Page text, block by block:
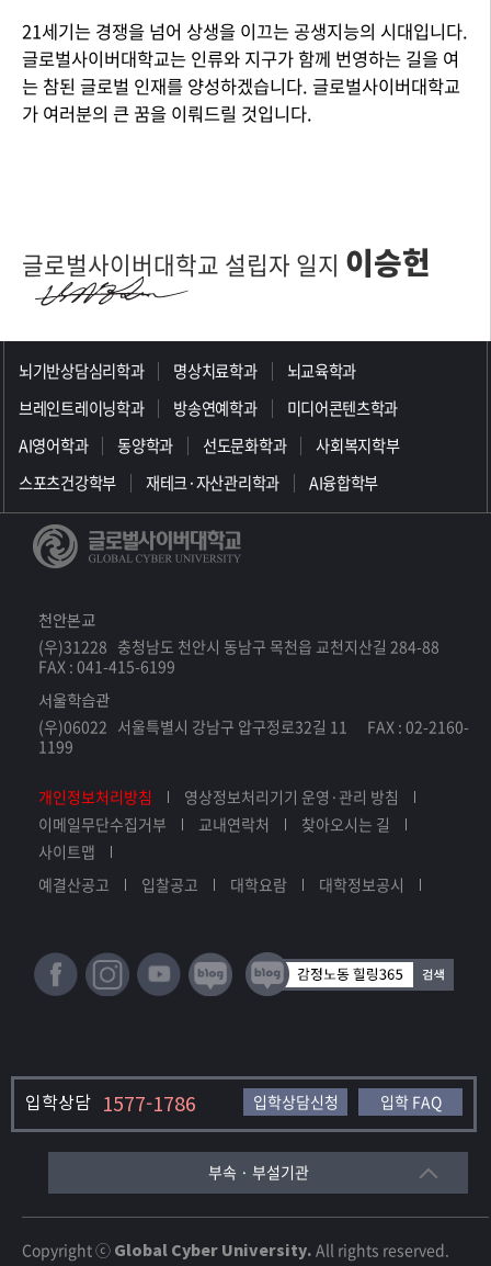
21세기는 경쟁을 넘어 상생을 이끄는 공생지능의 시대입니다.
글로벌사이버대학교는 인류와 지구가 함께 번영하는 길을 여
는 참된 글로벌 인재를 양성하겠습니다. 글로벌사이버대학교
가 여러분의 큰 꿈을 이뤄드릴 것입니다.
글로벌사이버대학교 설립자 일지 이승헌
뇌기반상담심리학과 명상치료학과
뇌교육학과
브레인트레이닝학과
방송연예학과
미디어콘텐츠학과
AI영어학과
동양학과 선도문화학과
사회복지학부
스포츠건강학부
재테크·자산관리학과 AI융합학부
천안본교
(우)31228 충청남도 천안시 동남구 목천읍 교천지산길 284-88
FAX : 041-415-6199
서울학습관
(우)06022 서울특별시 강남구 압구정로32길 11 FAX : 02-2160-
1199
개인정보처리방침
영상정보처리기기 운영·관리 방침
이메일무단수집거부
교내연락처
찾아오시는 길
사이트맵
예결산공고
입찰공고 대학요람 대학정보공시
부속 · 부설기관
입학상담 1577-1786 입학상담신청 입학 FAQ
Copyright ⓒ Global Cyber University. All rights reserved.